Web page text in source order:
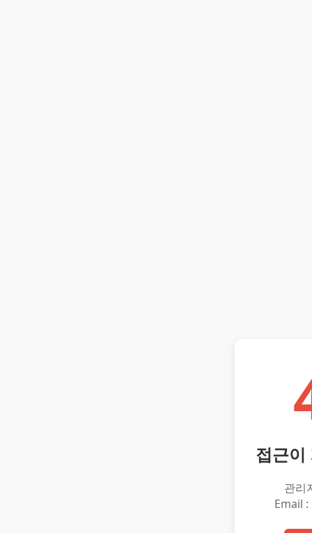
접근이
관리
Email